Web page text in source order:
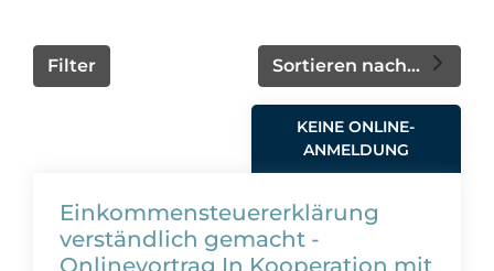
Sortieren nach...
Filter
KEINE ONLINE-
ANMELDUNG
Einkommensteuererklärung
verständlich gemacht -
Onlinevortrag In Kooperation mit